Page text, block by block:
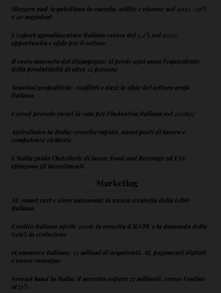
Mergers and Acquisitions in energia, utility e risorse: nel 2025 +27%
e 20 megadeal
L'export agroalimentare italiano cresce del 5,2% nel 2025:
opportunità e sfide per il settore
Il costo nascosto del disimpegno: si perde ogni anno l'equivalente
della produttività di oltre 12 persone
Tensioni geopolitiche, conflitti e dazi: le sfide del settore orafo
italiano
Cerved prevede ricavi in calo per l'industria italiana nel 202627
Agrivoltaico in Italia: crescita rapida, nuovi posti di lavoro e
competenze richieste
L'Italia guida l'hotellerie di lusso: Food and Beverage ed ESG
spingono gli investimenti
Marketing
AI, smart cart e store autonomi: la nuova strategia della GDO
italiana
Credito italiano aprile 2026: in crescita il BNPL e la domanda della
GenZ in evoluzione
eCommerce italiano: 35 milioni di acquirenti, AI, pagamenti digitali
e nuove consegne
Second hand in Italia: il mercato supera 27 miliardi, cresce l'online
al 71%